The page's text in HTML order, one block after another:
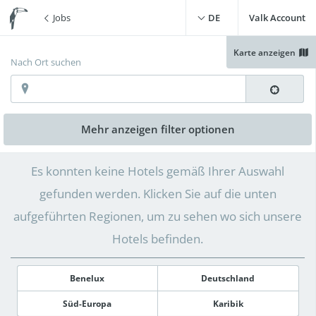
Jobs DE Valk Account
Karte anzeigen
Nach Ort suchen
Mehr anzeigen filter optionen
Es konnten keine Hotels gemäß Ihrer Auswahl
gefunden werden. Klicken Sie auf die unten
aufgeführten Regionen, um zu sehen wo sich unsere
Hotels befinden.
Benelux Deutschland
Süd-Europa Karibik